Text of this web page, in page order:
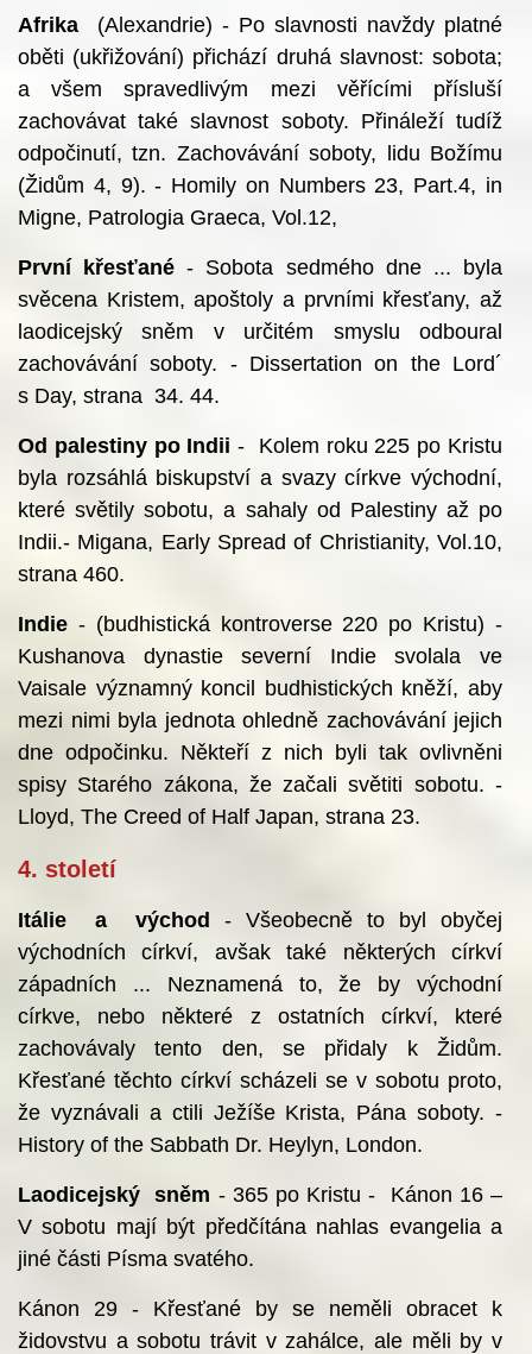
Afrika(Alexandrie) - Po slavnosti navždy platné
oběti (ukřižování) přichází druhá slavnost: sobota;
a všem spravedlivým mezi věřícími přísluší
zachovávat také slavnost soboty. Přináleží tudíž
odpočinutí, tzn. Zachovávání soboty, lidu Božímu
(Židům 4, 9). - Homily on Numbers 23, Part.4, in
Migne, Patrologia Graeca, Vol.12,
První křesťané - Sobota sedmého dne ... byla
svěcena Kristem, apoštoly a prvními křesťany, až
laodicejský sněm v určitém smyslu odboural
zachovávání soboty. - Dissertation on the Lord´
s Day, strana 34. 44.
Od palestiny po Indii - Kolem roku 225 po Kristu
byla rozsáhlá biskupství a svazy církve východní,
které světily sobotu, a sahaly od Palestiny až po
Indii.- Migana, Early Spread of Christianity, Vol.10,
strana 460.
Indie - (budhistická kontroverse 220 po Kristu) -
Kushanova dynastie severní Indie svolala ve
Vaisale významný koncil budhistických kněží, aby
mezi nimi byla jednota ohledně zachovávání jejich
dne odpočinku. Někteří z nich byli tak ovlivněni
spisy Starého zákona, že začali světiti sobotu. -
Lloyd, The Creed of Half Japan, strana 23.
4. století
Itálie a východ
- Všeobecně to byl obyčej
východních církví, avšak také některých církví
západních ... Neznamená to, že by východní
církve, nebo některé z ostatních církví, které
zachovávaly tento den, se přidaly k Židům.
Křesťané těchto církví scházeli se v sobotu proto,
že vyznávali a ctili Ježíše Krista, Pána soboty. -
History of the Sabbath Dr. Heylyn, London.
Laodicejský sněm - 365 po Kristu - Kánon 16 –
V sobotu mají být předčítána nahlas evangelia a
jiné části Písma svatého.
Kánon 29 - Křesťané by se neměli obracet k
židovstvu a sobotu trávit v zahálce, ale měli by v